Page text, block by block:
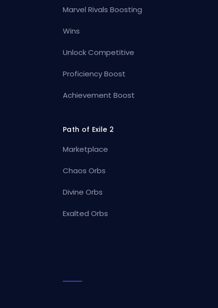
Marvel Rivals Boosting
Wins
Unlock Competitive
Proficiency Boost
Achievement Boost
Path of Exile 2
Marketplace
Chaos Orbs
Divine Orbs
Exalted Orbs